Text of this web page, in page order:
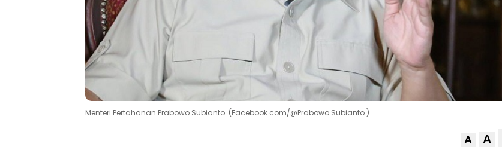
Menteri Pertahanan Prabowo Subianto. (Facebook.com/@Prabowo Subianto )
A A